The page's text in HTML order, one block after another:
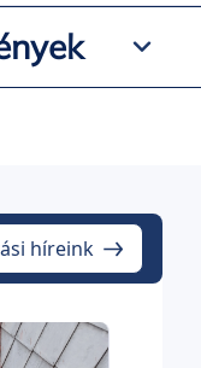
híreink